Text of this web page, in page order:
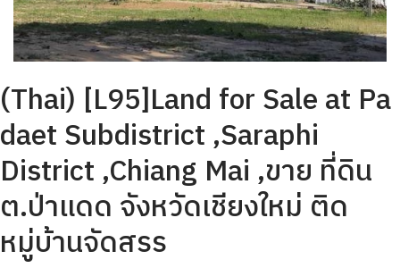
(Thai) [L95]Land for Sale at Pa
daet Subdistrict ,Saraphi
District ,Chiang Mai ,ขาย ที่ดิน
ต.ป่าแดด จังหวัดเชียงใหม่ ติด
หมู่บ้านจัดสรร